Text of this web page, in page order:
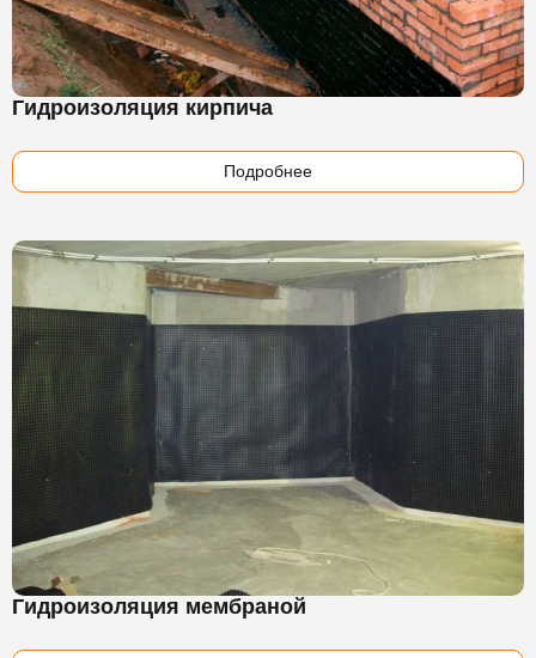
Гидроизоляция кирпича
Подробнее
Гидроизоляция мембраной